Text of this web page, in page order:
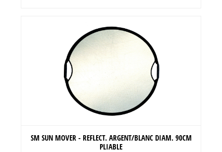
SM SUN MOVER - REFLECT. ARGENT/BLANC DIAM. 90CM
PLIABLE